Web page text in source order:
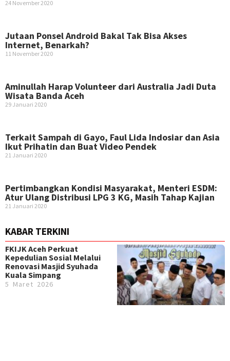
24 November 2020
Jutaan Ponsel Android Bakal Tak Bisa Akses
Internet, Benarkah?
11 November 2020
Aminullah Harap Volunteer dari Australia Jadi Duta
Wisata Banda Aceh
29 Januari 2020
Terkait Sampah di Gayo, Faul Lida Indosiar dan Asia
Ikut Prihatin dan Buat Video Pendek
21 Januari 2020
Pertimbangkan Kondisi Masyarakat, Menteri ESDM:
Atur Ulang Distribusi LPG 3 KG, Masih Tahap Kajian
21 Januari 2020
KABAR TERKINI
FKIJK Aceh Perkuat
Kepedulian Sosial Melalui
Renovasi Masjid Syuhada
Kuala Simpang
5 Maret 2026